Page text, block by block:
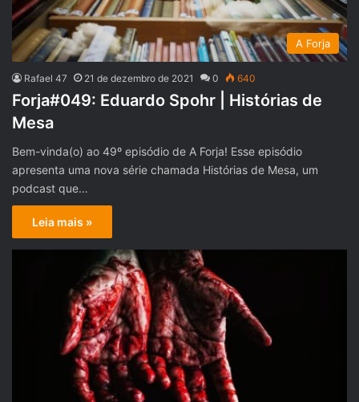
A Forja
Rafael 47 21 de dezembro de 2021 0 640
Forja#049: Eduardo Spohr | Histórias de
Mesa
Bem-vinda(o) ao 49º episódio de A Forja! Esse episódio
apresenta uma nova série chamada Histórias de Mesa, um
podcast que…
Leia mais »